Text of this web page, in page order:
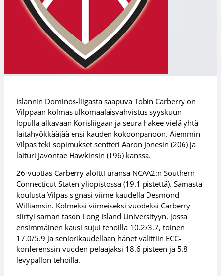
Islannin Dominos-liigasta saapuva Tobin Carberry on
Vilppaan kolmas ulkomaalaisvahvistus syyskuun
lopulla alkavaan Korisliigaan ja seura hakee vielä yhtä
laitahyökkääjää ensi kauden kokoonpanoon. Aiemmin
Vilpas teki sopimukset sentteri Aaron Jonesin (206) ja
laituri Javontae Hawkinsin (196) kanssa.
26-vuotias Carberry aloitti uransa NCAA2:n Southern
Connecticut Staten yliopistossa (19.1 pistettä). Samasta
koulusta Vilpas signasi viime kaudella Desmond
Williamsin. Kolmeksi viimeiseksi vuodeksi Carberry
siirtyi saman tason Long Island Universityyn, jossa
ensimmäinen kausi sujui tehoilla 10.2/3.7, toinen
17.0/5.9 ja seniorikaudellaan hänet valittiin ECC-
konferenssin vuoden pelaajaksi 18.6 pisteen ja 5.8
levypallon tehoilla.